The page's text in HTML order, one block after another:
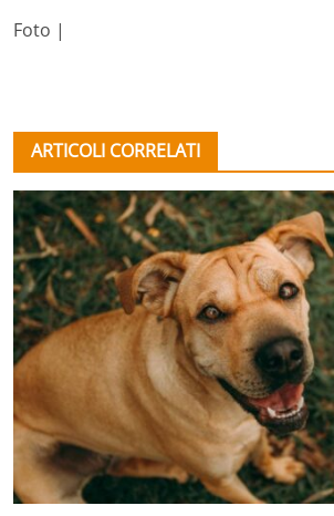
Foto |
ARTICOLI CORRELATI